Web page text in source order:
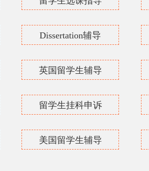
Dissertation辅导
英国留学生辅导
留学生挂科申诉
美国留学生辅导